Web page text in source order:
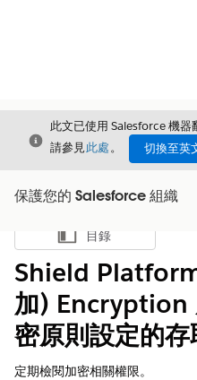
結束
此文已使用 Salesforce 機
請參見此處。 切換至英
保護您的 Salesforce 組織
顯示目錄
目錄
Shield
加) Encryption
密原則設定的存
定期檢閱加密相關權限。